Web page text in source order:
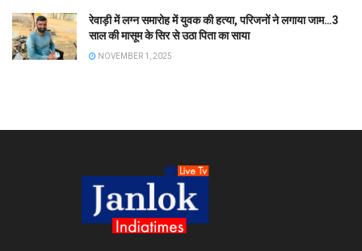
रेवाड़ी में लग्न समारोह में युवक की हत्या, परिजनों ने लगाया जाम…3
साल की मासूम के सिर से उठा पिता का साया
NOVEMBER 1, 2025